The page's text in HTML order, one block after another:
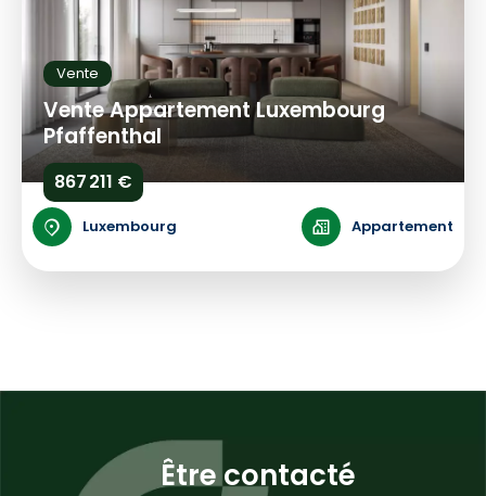
Vente
Vente Appartement Luxembourg
Pfaffenthal
867 211 €
Luxembourg Appartement
Être contacté